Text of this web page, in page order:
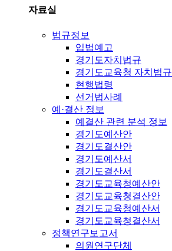
자료실
법규정보
입법예고
경기도자치법규
경기도교육청 자치법규
현행법령
선거법사례
예·결산 정보
예결산 관련 분석 정보
경기도예산안
경기도결산안
경기도예산서
경기도결산서
경기도교육청예산안
경기도교육청결산안
경기도교육청예산서
경기도교육청결산서
정책연구보고서
의원연구단체